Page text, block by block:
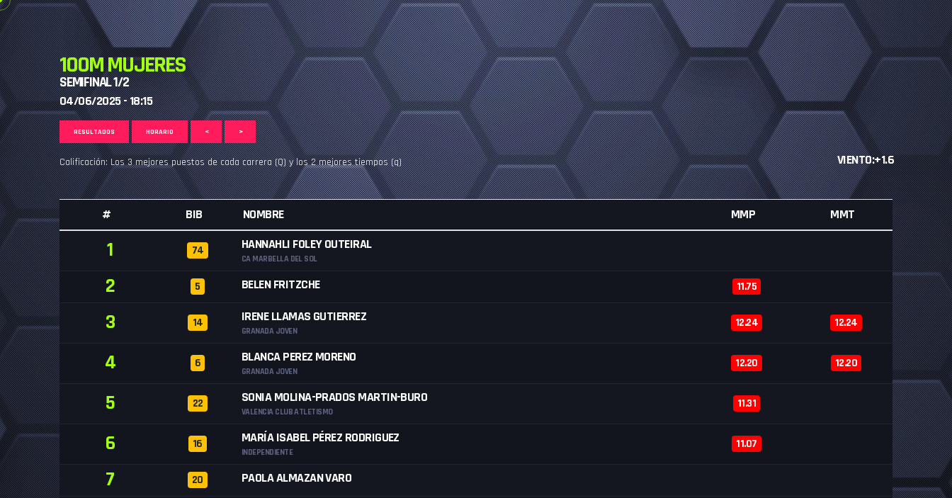
100M MUJERES
SEMIFINAL 1/2
04/06/2025 - 18:15
RESULTADOS HORARIO < >
Calificación: Los 3 mejores puestos de cada carrera (Q) y los 2 mejores tiempos (q) VIENTO:+1.6
# BIB NOMBRE MMP MMT
1 74 HANNAHLI FOLEY OUTEIRAL
CA MARBELLA DEL SOL
2 5 BELEN FRITZCHE 11.75
3 14 IRENE LLAMAS GUTIERREZ
GRANADA JOVEN
12.24 12.24
4 6 BLANCA PEREZ MORENO
GRANADA JOVEN
12.20 12.20
5 22 SONIA MOLINA-PRADOS MARTIN-BURO
VALENCIA CLUB ATLETISMO
11.31
6 16 MARÍA ISABEL PÉREZ RODRIGUEZ
INDEPENDIENTE
11.07
7 20 PAOLA ALMAZAN VARO